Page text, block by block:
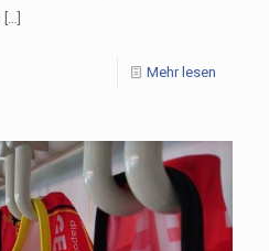
Mehr lesen